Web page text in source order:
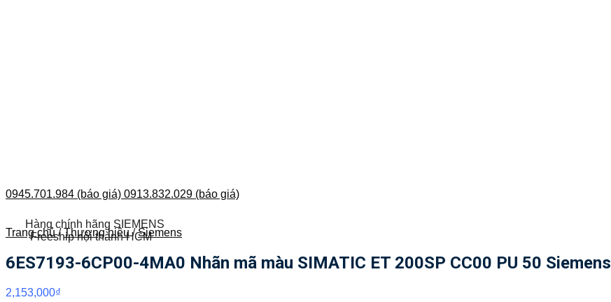
0945.701.984 (báo giá) 0913.832.029 (báo giá)
Hàng chính hãng SIEMENS
Freeship nội thành HCM
Trang chủ / Thương hiệu / Siemens
6ES7193-6CP00-4MA0 Nhãn mã màu SIMATIC ET 200SP CC00 PU 50 Siemens
2,153,000₫